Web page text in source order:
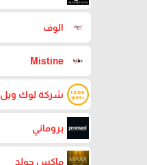
الوف
Mistine
شركة لوك ويل
بروماني
ماكس جولد